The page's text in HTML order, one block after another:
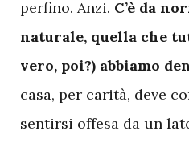
perfino. Anzi. C’è da
naturale, quella che
vero, poi?) abbiamo
casa, per carità, deve
sentirsi offesa da un